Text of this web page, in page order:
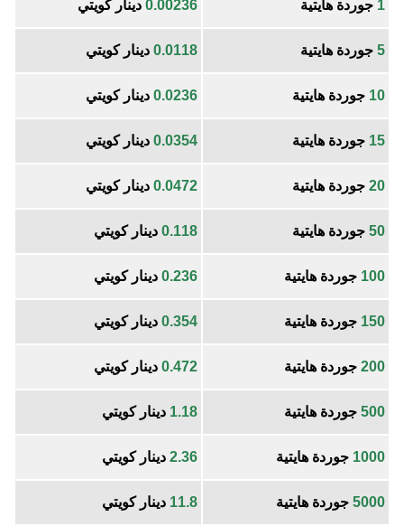
1 جوردة هايتية 0.00236 دينار كويتي
5 جوردة هايتية 0.0118 دينار كويتي
10 جوردة هايتية 0.0236 دينار كويتي
15 جوردة هايتية 0.0354 دينار كويتي
20 جوردة هايتية 0.0472 دينار كويتي
50 جوردة هايتية 0.118 دينار كويتي
100 جوردة هايتية 0.236 دينار كويتي
150 جوردة هايتية 0.354 دينار كويتي
200 جوردة هايتية 0.472 دينار كويتي
500 جوردة هايتية 1.18 دينار كويتي
1000 جوردة هايتية 2.36 دينار كويتي
5000 جوردة هايتية 11.8 دينار كويتي